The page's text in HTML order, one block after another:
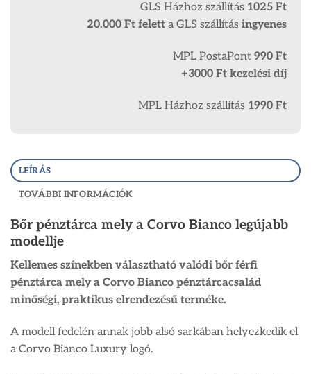
GLS Házhoz szállítás 1025 Ft
20.000 Ft felett a GLS szállítás ingyenes
MPL PostaPont 990 Ft
+3000 Ft kezelési díj
MPL Házhoz szállítás 1990 Ft
LEÍRÁS
TOVÁBBI INFORMÁCIÓK
Bőr pénztárca mely a Corvo Bianco legújabb
modellje
Kellemes színekben választható valódi bőr férfi
pénztárca mely a Corvo Bianco pénztárcacsalád
minőségi, praktikus elrendezésű terméke.
A modell fedelén annak jobb alsó sarkában helyezkedik el
a Corvo Bianco Luxury logó.